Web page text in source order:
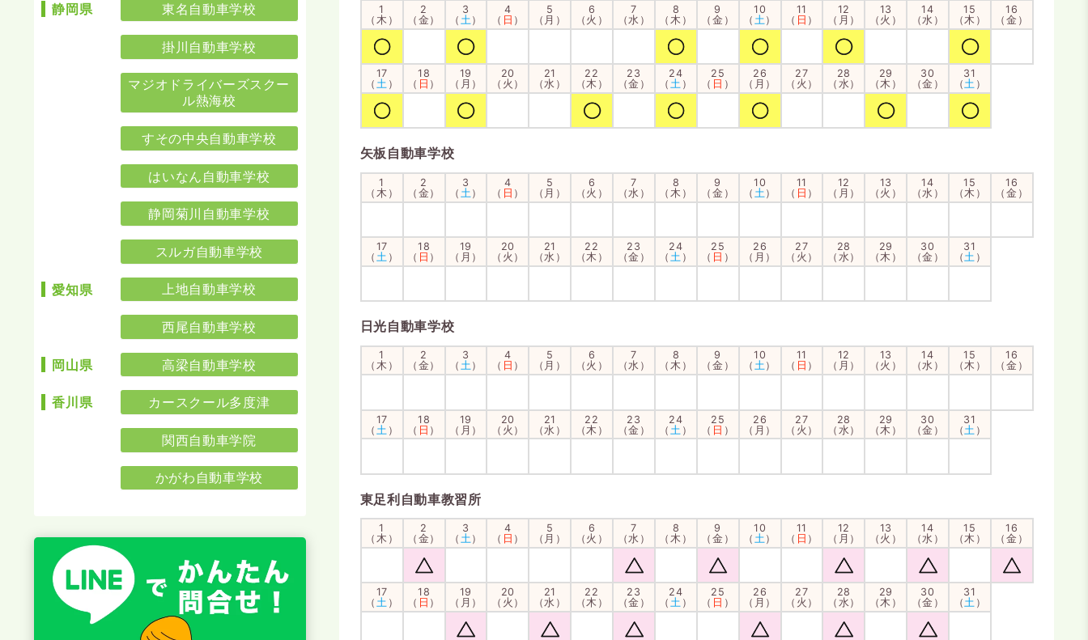
1
（木）
2
（金）
3
（ 土）
4
（ 日 ）
5
（月）
6
（火）
7
（水）
8
（木）
9
（金）
10
（ 土）
11
（ 日 ）
12
（月）
13
（火）
14
（水）
15
（木）
16
（金）
17
（ 土 ）
18
（ 日 ）
19
（月）
20
（火）
21
（水）
22
（木）
23
（金）
24
（土 ）
25
（ 日 ）
26
（月）
27
（火）
28
（水）
29
（木）
30
（金）
31
（土 ）
矢板自動車学校
1
（木）
2
（金）
3
（ 土 ）
4
（ 日 ）
5
（月）
6
（火）
7
（水）
8
（木）
9
（金）
10
（ 土 ）
11
（ 日 ）
12
（月）
13
（火）
14
（水）
15
（木）
16
（金）
17
（ 土 ）
18
（ 日 ）
19
（月）
20
（火）
21
（水）
22
（木）
23
（金）
24
（ 土 ）
25
（ 日 ）
26
（月）
27
（火）
28
（水）
29
（木）
30
（金）
31
（ 土 ）
日光自動車学校
1
（木）
2
（金）
3
（ 土）
4
（ 日 ）
5
（月）
6
（火）
7
（水）
8
（木）
9
（金）
10
（ 土）
11
（ 日 ）
12
（月）
13
（火）
14
（水）
15
（木）
16
（金）
17
（ 土 ）
18
（ 日 ）
19
（月）
20
（火）
21
（水）
22
（木）
23
（金）
24
（ 土 ）
25
（ 日 ）
26
（月）
27
（火）
28
（水）
29
（木）
30
（金）
31
（ 土 ）
東足利自動車教習所
1
（木）
2
（金）
3
（ 土）
4
（ 日 ）
5
（月）
6
（火）
7
（水）
8
（木）
9
（金）
10
（ 土）
11
（ 日 ）
12
（月）
13
（火）
14
（水）
15
（木）
16
（金）
17
（ 土 ）
18
（ 日 ）
19
（月）
20
（火）
21
（水）
22
（木）
23
（金）
24
（土 ）
25
（ 日 ）
26
（月）
27
（火）
28
（水）
29
（木）
30
（金）
31
（土 ）
静岡県 東名自動車学校
掛川自動車学校
マジオドライバーズスクー
ル熱海校
すその中央自動車学校
はいなん自動車学校
静岡菊川自動車学校
スルガ自動車学校
愛知県 上地自動車学校
西尾自動車学校
岡山県 高梁自動車学校
香川県 カースクール多度津
関西自動車学院
かがわ自動車学校